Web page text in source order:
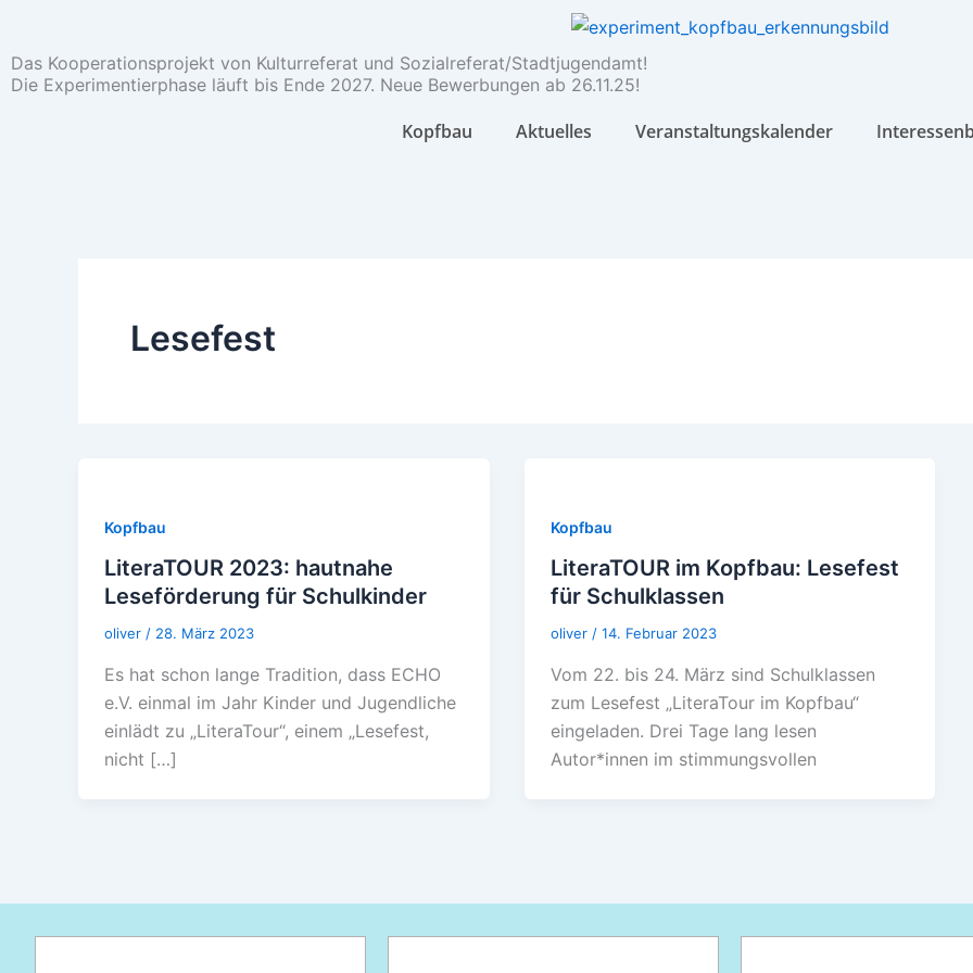
springen
Das Kooperationsprojekt von Kulturreferat und Sozialreferat/Stadtjugendamt!
Die Experimentierphase läuft bis Ende 2027. Neue Bewerbungen ab 26.11.25!
Kopfbau Aktuelles Veranstaltungskalender
Lesefest
Kopfbau
LiteraTOUR 2023: hautnahe
Leseförderung für Schulkinder
oliver / 28. März 2023
Es hat schon lange Tradition, dass ECHO
e.V. einmal im Jahr Kinder und Jugendliche
einlädt zu „LiteraTour“, einem „Lesefest,
nicht […]
Kopfbau
LiteraTOUR im Kopfbau: Lesefest
für Schulklassen
oliver / 14. Februar 2023
Vom 22. bis 24. März sind Schulklassen
zum Lesefest „LiteraTour im Kopfbau“
eingeladen. Drei Tage lang lesen
Autor*innen im stimmungsvollen